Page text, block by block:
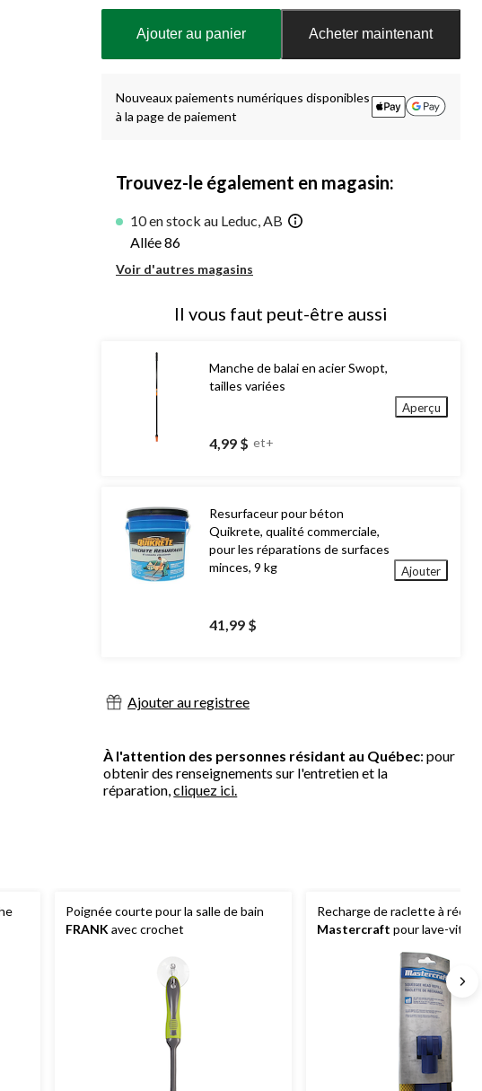
Ajouter au panier Acheter maintenant
Nouveaux paiements numériques disponibles
à la page de paiement
Trouvez-le également en magasin:
10 en stock au Leduc, AB
Allée 86
Voir d'autres magasins
Il vous faut peut-être aussi
Manche de balai en acier Swopt,
tailles variées
4,99 $ et+
Aperçu
Resurfaceur pour béton
Quikrete, qualité commerciale,
pour les réparations de surfaces
minces, 9 kg
41,99 $
Ajouter
Ajouter au registree
À l'attention des personnes résidant au Québec: pour
obtenir des renseignements sur l'entretien et la
réparation,cliquez ici.
Poignée courte pour la salle de bain
FRANK avec crochet
Recharge de raclette à
Mastercraft pour lave-vitre,